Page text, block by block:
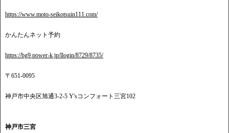
https://www.moto-seikotsuin111.com/
かんたんネット予約
https://bg9.power-k.jp/llogin/8729/8735/
〒651-0095
神戸市中央区旭通3-2-5 Y'sコンフォート三宮102
神戸市三宮